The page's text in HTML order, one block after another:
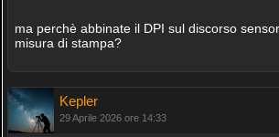
ma perchè abbinate il DPI sul discorso
misura di stampa?
Kepler
29 Aprile 2026 ore 14:33